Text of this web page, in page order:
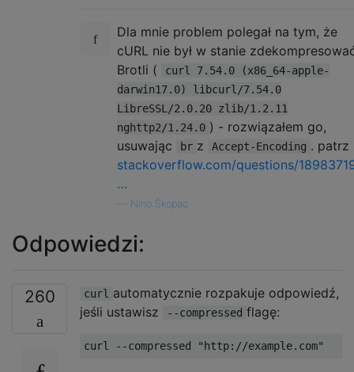
Dla mnie problem polegał na tym, że
cURL nie był w stanie
Brotli (
curl 7.54.0 (x86_64-apple-
darwin17.0) libcurl/7.54.0
LibreSSL/2.0.20 zlib/1.2.11
nghttp2/1.24.0 ) - rozwiązałem go,
usuwając
br z Accept-Encoding . patrz
stackoverflow.com/questions/
…
Nino Škopac
Odpowiedzi:
260 curl automatycznie rozpakuje odpowiedź,
jeśli ustawisz
--compressed flagę:
curl --compressed "http://example.com"